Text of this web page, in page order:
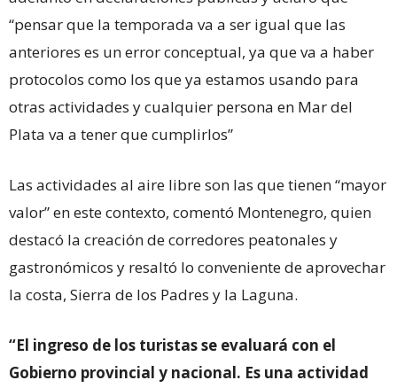
“pensar que la temporada va a ser igual que las
anteriores es un error conceptual, ya que va a haber
protocolos como los que ya estamos usando para
otras actividades y cualquier persona en Mar del
Plata va a tener que cumplirlos”
Las actividades al aire libre son las que tienen “mayor
valor” en este contexto, comentó Montenegro, quien
destacó la creación de corredores peatonales y
gastronómicos y resaltó lo conveniente de aprovechar
la costa, Sierra de los Padres y la Laguna.
“El ingreso de los turistas se evaluará con el
Gobierno provincial y nacional. Es una actividad